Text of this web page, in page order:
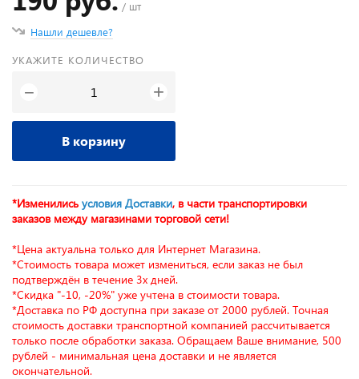
/ шт
Нашли дешевле?
УКАЖИТЕ КОЛИЧЕСТВО
− +
В корзину
*Изменились условия Доставки, в части транспортировки
заказов между магазинами торговой сети!
*Цена актуальна только для Интернет Магазина.
*Стоимость товара может измениться, если заказ не был
подтверждён в течение 3х дней.
*Скидка "-10, -20%" уже учтена в стоимости товара.
*Доставка по РФ доступна при заказе от 2000 рублей. Точная
стоимость доставки транспортной компанией рассчитывается
только после обработки заказа. Обращаем Ваше внимание, 500
рублей - минимальная цена доставки и не является
окончательной.